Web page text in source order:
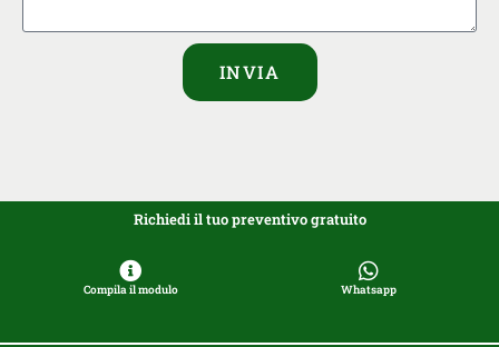
INVIA
Richiedi il tuo preventivo gratuito
Compila il modulo Whatsapp